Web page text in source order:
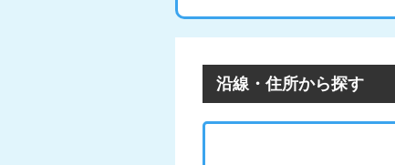
沿線・住所から探す